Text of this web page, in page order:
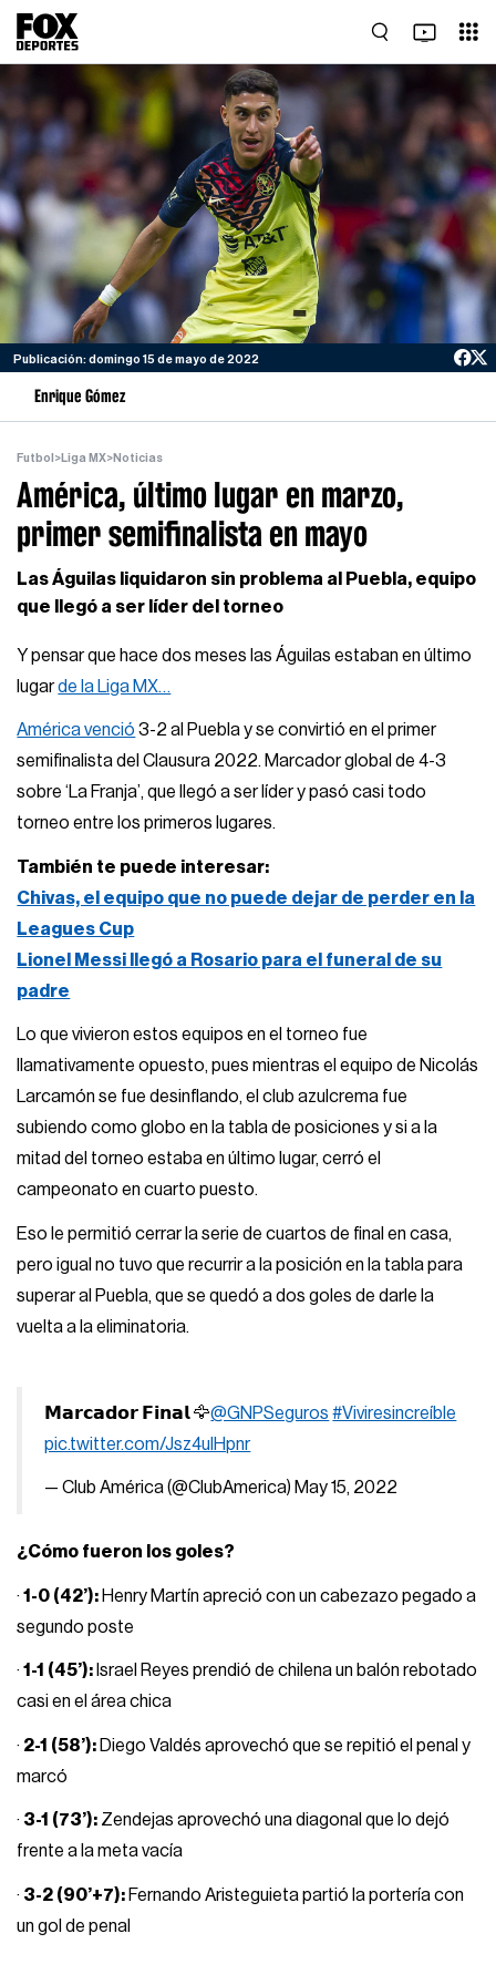
Publicación: domingo 15 de mayo de 2022
Enrique Gómez
Futbol >Liga MX>Noticias
América, último lugar en marzo,
primer semifinalista en mayo
Las Águilas liquidaron sin problema al Puebla, equipo
que llegó a ser líder del torneo
Y pensar que hace dos meses las Águilas estaban en último
lugarde la Liga MX…
América venció 3-2 al Puebla y se convirtió en el primer
semifinalista del Clausura 2022. Marcador global de 4-3
sobre ‘La Franja’, que llegó a ser líder y pasó casi todo
torneo entre los primeros lugares.
También te puede interesar:
Chivas, el equipo que no puede dejar de perder en la
Leagues Cup
Lionel Messi llegó a Rosario para el funeral de su
padre
Lo que vivieron estos equipos en el torneo fue
llamativamente opuesto, pues mientras el equipo de Nicolás
Larcamón se fue desinflando, el club azulcrema fue
subiendo como globo en la tabla de posiciones y si a la
mitad del torneo estaba en último lugar, cerró el
campeonato en cuarto puesto.
Eso le permitió cerrar la serie de cuartos de final en casa,
pero igual no tuvo que recurrir a la posición en la tabla para
superar al Puebla, que se quedó a dos goles de darle la
vuelta a la eliminatoria.
𝗠𝗮𝗿𝗰𝗮𝗱𝗼𝗿 𝗙𝗶𝗻𝗮𝗹 🦅@GNPSeguros #Viviresincreíble
pic.twitter.com/Jsz4uIHpnr
— Club América (@ClubAmerica) May 15, 2022
¿Cómo fueron los goles?
·1-0 (42’): Henry Martín apreció con un cabezazo pegado a
segundo poste
·1-1 (45’): Israel Reyes prendió de chilena un balón rebotado
casi en el área chica
· 2-1 (58’): Diego Valdés aprovechó que se repitió el penal y
marcó
· 3-1 (73’): Zendejas aprovechó una diagonal que lo dejó
frente a la meta vacía
· 3-2 (90’+7): Fernando Aristeguieta partió la portería con
un gol de penal